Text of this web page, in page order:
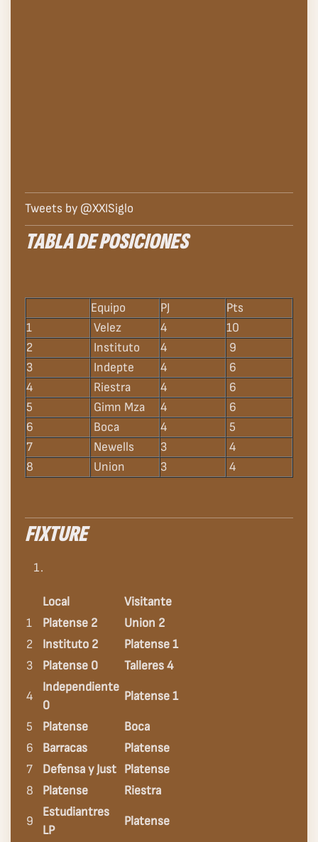
Tweets by @XXISiglo
TABLA DE POSICIONES
Equipo PJ
Pts
1
Velez 4
10
2
Instituto 4
9
3
Indepte 4
6
4
Riestra 4
6
5
Gimn Mza 4
6
6
Boca 4
5
7
Newells 3
4
8
Union 3 4
FIXTURE
Local
Visitante
1
Platense 2
Union 2
2
Instituto 2
Platense 1
3
Platense 0 Talleres 4
4
Independiente
0
Platense 1
5 Platense
Boca
6
Barracas
Platense
7
Defensa y Just Platense
8
Platense Riestra
9
Estudiantres
LP
Platense